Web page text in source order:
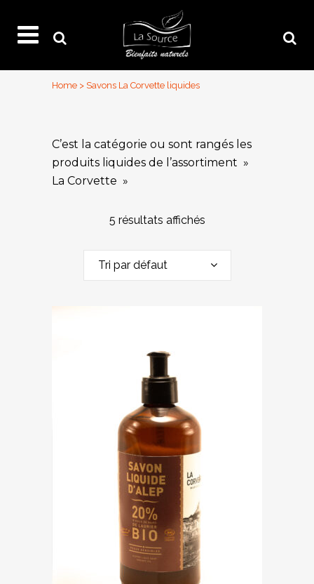
Home > Savons La Corvette liquides
C’est la catégorie ou sont rangés les
produits liquides de l’assortiment »
La Corvette »
5 résultats affichés
Tri par défaut